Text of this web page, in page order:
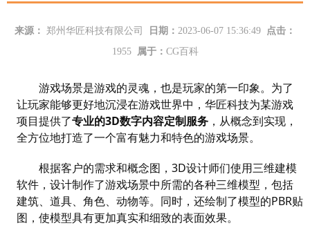
来源： 郑州华匠科技有限公司 日期： 2023-06-07 15:36:49
点击：
1955
属于： CG百科
游戏场景是游戏的灵魂，也是玩家的第一印象。为了
让玩家能够更好地沉浸在游戏世界中， 华匠科技为某游戏
项目提供了专业的3D数字内容定制服务 ，从概念到实现，
全方位地打造了一个富有魅力和特色的游戏场景。
根据客户的需求和概念图， 3D设计师们使用三维建模
软件，设计制作了游戏场景中所需的各种三维模型，包括
建筑、道具、角色、动物等。同时，还绘制了模型的PBR贴
图，使模型具有更加真实和细致的表面效果。